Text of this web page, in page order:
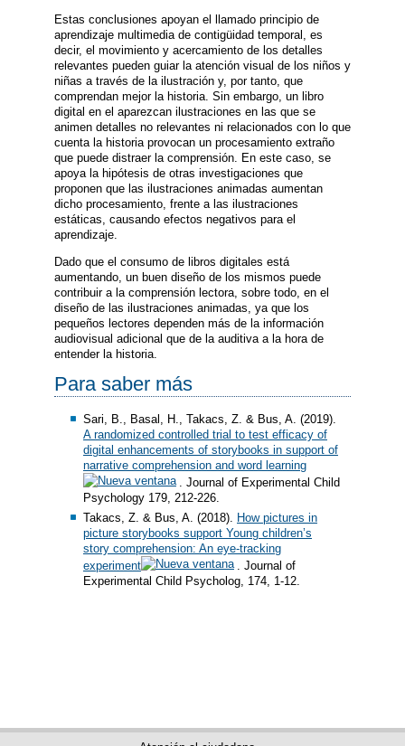
Estas conclusiones apoyan el llamado principio de
aprendizaje multimedia de contigüidad temporal, es
decir, el movimiento y acercamiento de los detalles
relevantes pueden guiar la atención visual de los niños y
niñas a través de la ilustración y, por tanto, que
comprendan mejor la historia. Sin embargo, un libro
digital en el aparezcan ilustraciones en las que se
animen detalles no relevantes ni relacionados con lo que
cuenta la historia provocan un procesamiento extraño
que puede distraer la comprensión. En este caso, se
apoya la hipótesis de otras investigaciones que
proponen que las ilustraciones animadas aumentan
dicho procesamiento, frente a las ilustraciones
estáticas, causando efectos negativos para el
aprendizaje.
Dado que el consumo de libros digitales está
aumentando, un buen diseño de los mismos puede
contribuir a la comprensión lectora, sobre todo, en el
diseño de las ilustraciones animadas, ya que los
pequeños lectores dependen más de la información
audiovisual adicional que de la auditiva a la hora de
entender la historia.
Para saber más
Sari, B., Basal, H., Takacs, Z. & Bus, A. (2019).
A randomized controlled trial to test efficacy of
digital enhancements of storybooks in support of
narrative comprehension and word learning
. Journal of Experimental Child
Psychology 179, 212-226.
Takacs, Z. & Bus, A. (2018). How pictures in
picture storybooks support Young children’s
story comprehension: An eye-tracking
experiment
. Journal of
Experimental Child Psycholog, 174, 1-12.